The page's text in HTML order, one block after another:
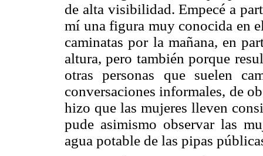
de alta visibilidad. Empecé a
mí una figura muy conocida en
caminatas por la mañana, en
altura, pero también porque
otras personas que suelen
conversaciones informales, de
hizo que las mujeres lleven
pude asimismo observar las
agua potable de las pipas